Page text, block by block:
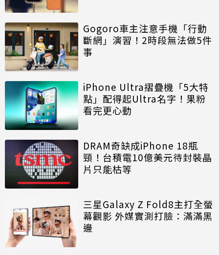
Gogoro車主注意手機「行動
斷網」演習！2時段無法做5件
事
iPhone Ultra摺疊機「5大特
點」配得起Ultra名字！果粉
看完更心動
DRAM奇缺成iPhone 18瓶
頸！台積電10億美元待封裝晶
片只能枯等
三星Galaxy Z Fold8主打全螢
幕觀影 外媒實測打臉：滿滿黑
邊